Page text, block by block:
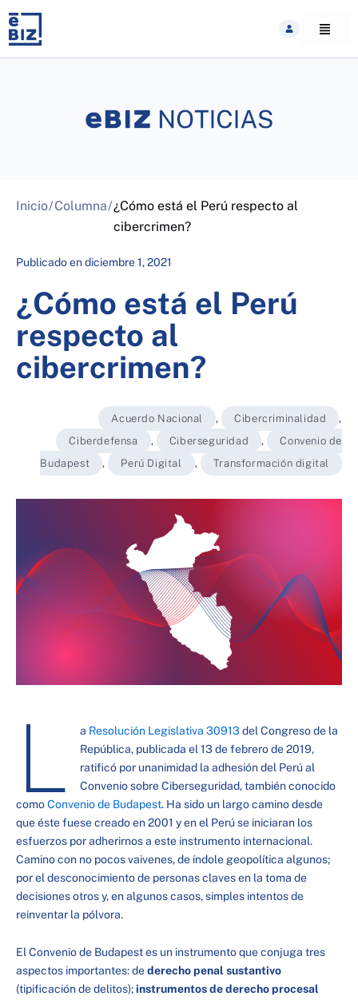
content
Inicio/Columna/¿Cómo está el Perú respecto al
cibercrimen?
Publicado endiciembre 1, 2021
¿Cómo está el Perú
respecto al
cibercrimen?
Acuerdo Nacional , Cibercriminalidad
,
Ciberdefensa
, Ciberseguridad ,
Convenio de
Budapest
, Perú Digital , Transformación digital
L a Resolución Legislativa 30913del Congreso de la
República, publicada el 13 de febrero de 2019,
ratificó por unanimidad la adhesión del Perú al
Convenio sobre Ciberseguridad, también conocido
comoConvenio de Budapest. Ha sido un largo camino desde
que éste fuese creado en 2001 y en el Perú se iniciaran los
esfuerzos por adherirnos a este instrumento internacional.
Camino con no pocos vaivenes, de índole geopolítica algunos;
por el desconocimiento de personas claves en la toma de
decisiones otros y, en algunos casos, simples intentos de
reinventar la pólvora.
El Convenio de Budapest es un instrumento que conjuga tres
aspectos importantes: dederecho penal sustantivo
(tipificación de delitos);instrumentos de derecho procesal